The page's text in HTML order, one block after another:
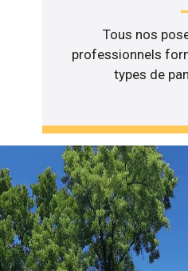
Tous nos
professionnels
types de